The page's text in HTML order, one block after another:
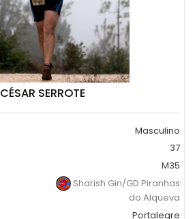
CÉSAR SERROTE
Masculino
37
M35
Sharish Gin/GD Piranhas
do Alqueva
Portalegre